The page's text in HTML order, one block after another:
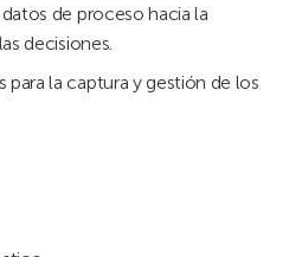
de proceso hacia la
decisiones.
la captura y gestión de los